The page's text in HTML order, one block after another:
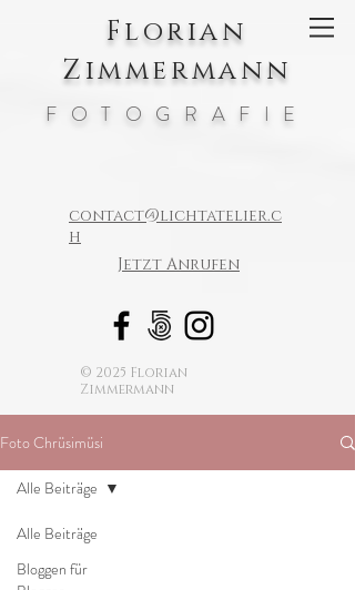
Florian
Zimmermann
FOTOGRAFIE
contact@lichtatelier.c
h
Jetzt Anrufen
© 2025 Florian
Zimmermann
Foto Chrüsimüsi
Alle Beiträge
Bloggen für
Alle Beiträge